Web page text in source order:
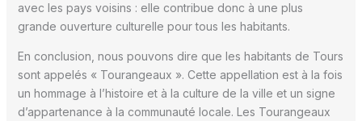
avec les pays voisins : elle contribue donc à une plus
grande ouverture culturelle pour tous les habitants.
En conclusion, nous pouvons dire que les habitants de Tours
sont appelés « Tourangeaux ». Cette appellation est à la fois
un hommage à l’histoire et à la culture de la ville et un signe
d’appartenance à la communauté locale. Les Tourangeaux